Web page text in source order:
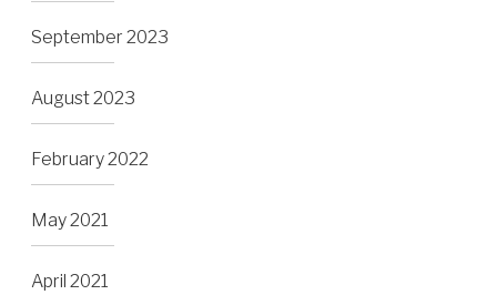
September 2023
August 2023
February 2022
May 2021
April 2021